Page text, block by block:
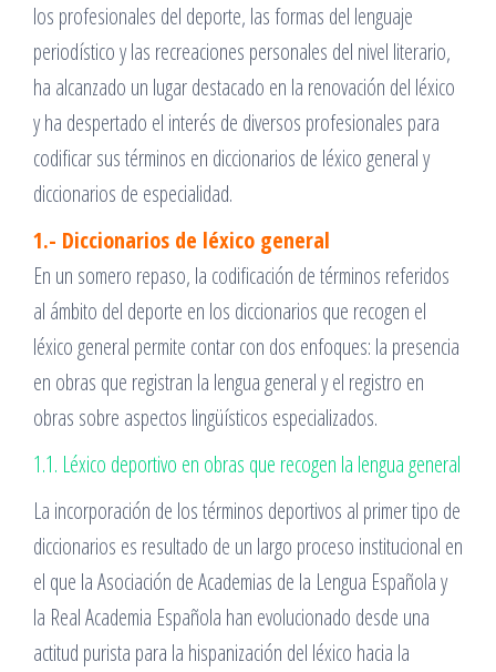
los profesionales del deporte, las formas del lenguaje
periodístico y las recreaciones personales del nivel literario,
ha alcanzado un lugar destacado en la renovación del léxico
y ha despertado el interés de diversos profesionales para
codificar sus términos en diccionarios de léxico general y
diccionarios de especialidad.
1.- Diccionarios de léxico general
En un somero repaso, la codificación de términos referidos
al ámbito del deporte en los diccionarios que recogen el
léxico general permite contar con dos enfoques: la presencia
en obras que registran la lengua general y el registro en
obras sobre aspectos lingüísticos especializados.
1.1. Léxico deportivo en obras que recogen la lengua general
La incorporación de los términos deportivos al primer tipo de
diccionarios es resultado de un largo proceso institucional en
el que la Asociación de Academias de la Lengua Española y
la Real Academia Española han evolucionado desde una
actitud purista para la hispanización del léxico hacia la